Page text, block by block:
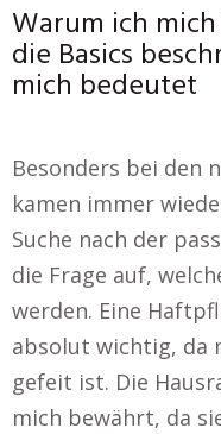
Warum ich
die Basics
mich bedeutet
Besonders bei den
kamen immer
Suche nach der
die Frage auf,
werden. Eine
absolut wichtig, da
gefeit ist. Die
mich bewährt, da